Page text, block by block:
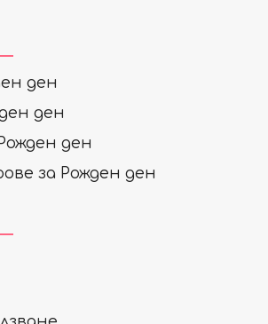
ден
ден
ден
за Рожден ден